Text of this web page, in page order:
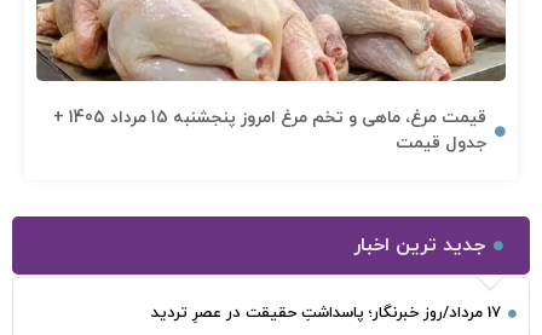
قیمت مرغ، ماهی و تخم مرغ امروز پنجشنبه 15 مرداد 1405 +
جدول قیمت
جدید ترین اخبار
17 مرداد/روز خبرنگار؛ پاسداشتِ حقیقت در عصرِ تردید